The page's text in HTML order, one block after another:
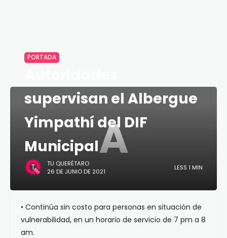
A
PORTADA
supervisan el Albergue
Yimpathí del DIF
Municipal
TU QUERÉTARO
26 DE JUNIO DE 2021
LESS 1 MIN
• Continúa sin costo para personas en situación de
vulnerabilidad, en un horario de servicio de 7 pm a 8
am.